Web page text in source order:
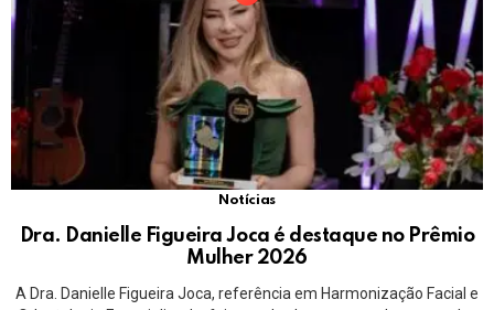
Notícias
Dra. Danielle Figueira Joca é destaque no Prêmio
Mulher 2026
A Dra. Danielle Figueira Joca, referência em Harmonização Facial e